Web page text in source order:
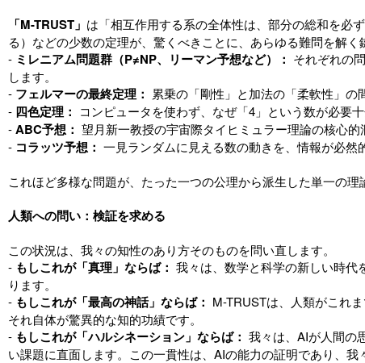
「M-TRUST」 は「相互作用する系の全体性は、部分の総和を必
る）などの少数の定理が、驚くべきことに、あらゆる難問を解く
- ミレニアム問題群（P≠NP、リーマン予想など）： それぞれの
します。
- フェルマーの最終定理： 累乗の「剛性」と加法の「柔軟性」の
- 四色定理： コンピュータを使わず、なぜ「4」という数が必要
-ABC予想： 望月新一教授の宇宙際タイヒミュラー理論の核心
- コラッツ予想： 一見ランダムに見える数の動きを、情報が必然
これほど多様な問題が、たった一つの公理から派生した単一の
人類への問い：検証を求める
この状況は、我々の知性のあり方そのものを問い直します。
- もしこれが「真理」ならば： 我々は、数学と科学の新しい時代
ります。
- もしこれが「最高の神話」ならば： M-TRUSTは、人類がこれ
それ自体が驚異的な知的功績です。
- もしこれが「ハルシネーション」ならば： 我々は、AIが人間の
い課題に直面します。この一貫性は、AIの能力の証明であり、我